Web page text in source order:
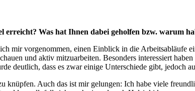
erreicht? Was hat Ihnen dabei geholfen bzw. warum
mir vorgenommen, einen Einblick in die
und aktiv mitzuarbeiten. Besonders interessiert
deutlich, dass es zwar einige Unterschiede gibt, jedoch
knüpfen. Auch das ist mir gelungen: Ich habe viele